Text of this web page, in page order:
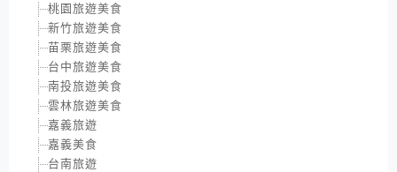
桃園旅遊美食
新竹旅遊美食
苗栗旅遊美食
台中旅遊美食
南投旅遊美食
雲林旅遊美食
嘉義旅遊
嘉義美食
台南旅遊